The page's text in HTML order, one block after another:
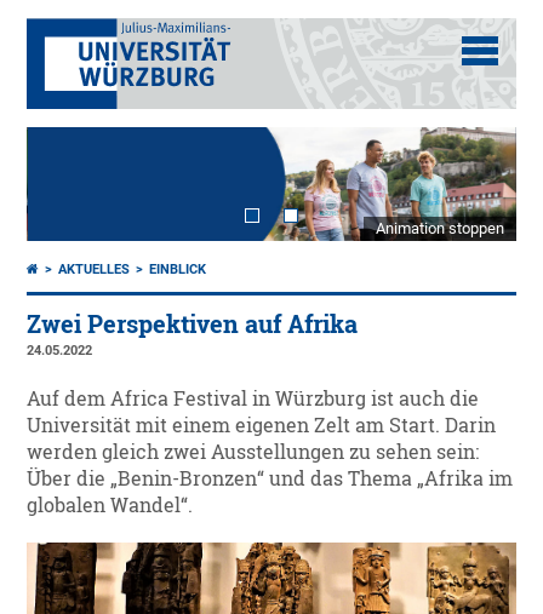
Animation stoppen
AKTUELLES EINBLICK
Zwei Perspektiven auf Afrika
24.05.2022
Auf dem Africa Festival in Würzburg ist auch die
Universität mit einem eigenen Zelt am Start. Darin
werden gleich zwei Ausstellungen zu sehen sein:
Über die „Benin-Bronzen“ und das Thema „Afrika im
globalen Wandel“.